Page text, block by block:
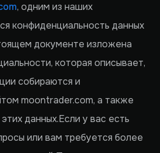
, одним из наших
конфиденциальность данных
документе изложена
которая описывает,
собираются и
moontrader.com, а также
данных.Если у вас есть
или вам требуется более